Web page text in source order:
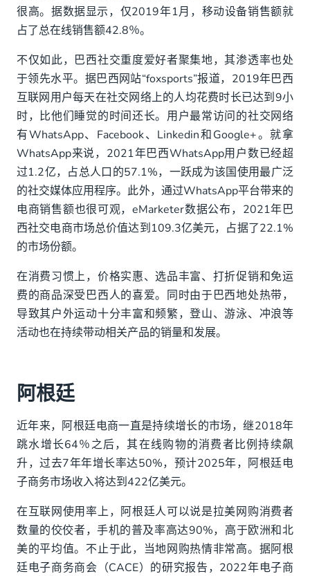
呢？
很高。据数据显示，仅2019年1月，移动设备销售额就
占了总在线销售额42.8％。
不仅如此，巴西社交重度爱好者聚集地，其渗透率也处
于领先水平。据巴西网站“foxsports”报道，2019年巴西
互联网用户每天在社交网络上的人均花费时长已达到9小
时，比他们睡觉的时间还长。用户最常访问的社交网络
有WhatsApp、Facebook、Linkedin和Google+。就拿
WhatsApp来说，2021年巴西WhatsApp用户数已经超
过1.2亿，占总人口的57.1%，一跃成为该国使用最广泛
的社交媒体应用程序。此外，通过WhatsApp平台带来的
电商销售额也很可观，eMarketer数据公布，2021年巴
西社交电商市场总价值达到109.3亿美元，占据了22.1%
的市场份额。
在消费习惯上，价格实惠、选品丰富、打折促销和免运
费的商品深受巴西人的喜爱。同时由于巴西地处热带，
导致其户外运动十分丰富和频繁，登山、游泳、冲浪等
活动也在持续带动相关产品的销量和发展。
阿根廷
近年来，阿根廷电商一直是持续增长的市场，继2018年
跳水增长64％之后，其在线购物的消费者比例持续飙
升，过去7年年增长率达50%，预计2025年，阿根廷电
子商务市场收入将达到422亿美元。
在互联网使用率上，阿根廷人可以说是拉美网购消费者
数量的佼佼者，手机的普及率高达90%，高于欧洲和北
美的平均值。不止于此，当地网购热情非常高。据阿根
廷电子商务商会（CACE）的研究报告，2022年电子商